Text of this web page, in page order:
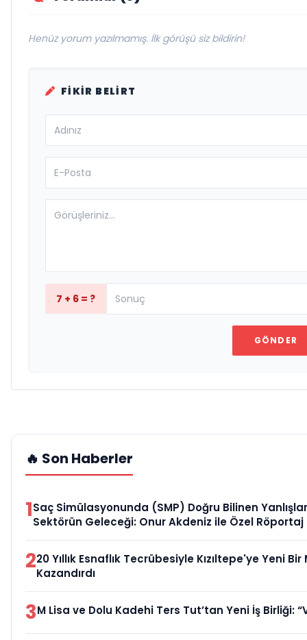
Henüz yorum yazılmamış. İlk görüşü siz bildirin!
FIKIR BELIRT
7 + 6 = ?
GÖNDER
🔥 Son Haberler
1Saç Simülasyonunda (SMP) Doğru Bilinen
Sektörün Geleceği: Onur Akdeniz ile Özel Röportaj
220 Yıllık Esnaflık Tecrübesiyle Kızıltepe'ye Yeni
Kazandırdı
3M Lisa ve Dolu Kadehi Ters Tut’tan Yeni İş Birliği: